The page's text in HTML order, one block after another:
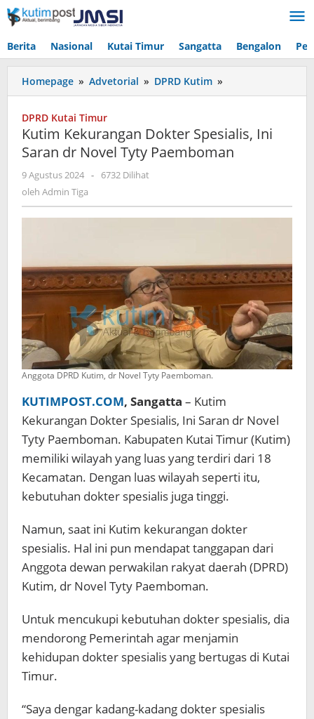
Lewati
ke
Berita Nasional Kutai Timur Sangatta Bengalon
Homepage » Advetorial » DPRD Kutim »
Kekurangan
Ini
Saran
DPRD Kutai Timur
Kutim Kekurangan Dokter Spesialis, Ini
Saran dr Novel Tyty Paemboman
9 Agustus 2024 oleh
-
6732 Dilihat
oleh Admin Tiga
Anggota DPRD Kutim, dr Novel Tyty Paemboman.
KUTIMPOST.COM, Sangatta – Kutim
Kekurangan Dokter Spesialis, Ini Saran dr Novel
Tyty Paemboman. Kabupaten Kutai Timur (Kutim)
memiliki wilayah yang luas yang terdiri dari 18
Kecamatan. Dengan luas wilayah seperti itu,
kebutuhan dokter spesialis juga tinggi.
Namun, saat ini Kutim kekurangan dokter
spesialis. Hal ini pun mendapat tanggapan dari
Anggota dewan perwakilan rakyat daerah (DPRD)
Kutim, dr Novel Tyty Paemboman.
Untuk mencukupi kebutuhan dokter spesialis, dia
mendorong Pemerintah agar menjamin
kehidupan dokter spesialis yang bertugas di Kutai
Timur.
“Saya dengar kadang-kadang dokter spesialis